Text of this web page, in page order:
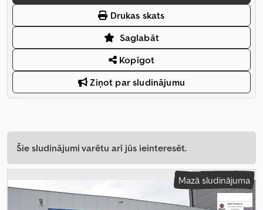
Drukas skats
Saglabāt
Kopīgot
Ziņot par sludinājumu
Šie sludinājumi varētu arī jūs ieinteresēt.
Mazā sludinājuma